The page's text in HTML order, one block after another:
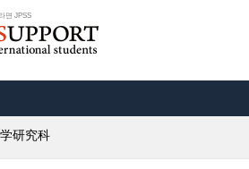
면 JPSS
研究科